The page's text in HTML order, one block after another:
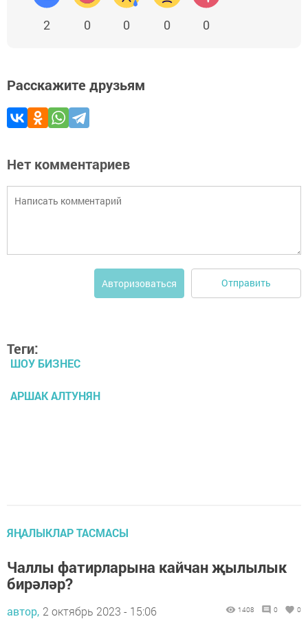
2 0 0 0 0
Расскажите друзьям
Нет комментариев
Авторизоваться Отправить
Теги:
ШОУ БИЗНЕС
АРШАК АЛТУНЯН
ЯҢАЛЫКЛАР ТАСМАСЫ
Чаллы фатирларына кайчан җылылык
бирәләр?
автор, 2 октябрь 2023 - 15:06 1408 0 0